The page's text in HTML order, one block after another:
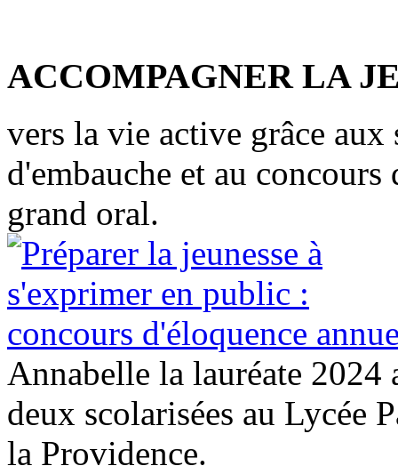
ACCOMPAGNER LA
vers la vie active grâce
d'embauche et au
grand oral.
Annabelle la lauréate 2024
deux scolarisées au Lycée
la Providence.